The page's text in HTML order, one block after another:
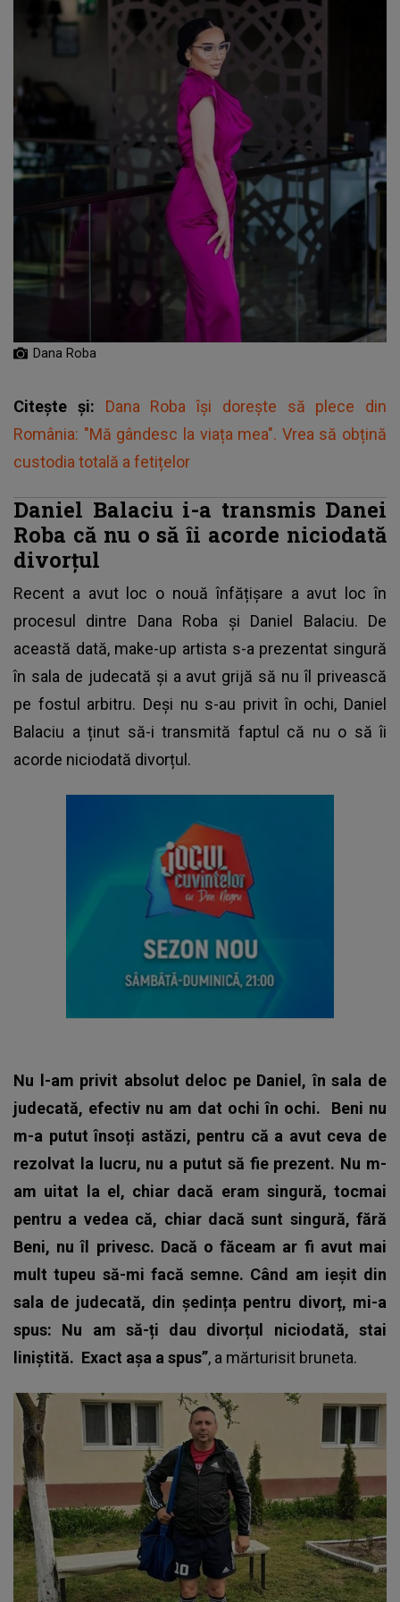
Dana Roba
Citește și: Dana Roba își dorește să plece din
România: "Mă gândesc la viața mea". Vrea să obțină
custodia totală a fetițelor
Daniel Balaciu i-a transmis Danei
Roba că nu o să îi acorde niciodată
divorțul
Recent a avut loc o nouă înfățișare a avut loc în
procesul dintre Dana Roba și Daniel Balaciu. De
această dată, make-up artista s-a prezentat singură
în sala de judecată și a avut grijă să nu îl privească
pe fostul arbitru. Deși nu s-au privit în ochi, Daniel
Balaciu a ținut să-i transmită faptul că nu o să îi
acorde niciodată divorțul.
Nu l-am privit absolut deloc pe Daniel, în sala de
judecată, efectiv nu am dat ochi în ochi. Beni nu
m-a putut însoți astăzi, pentru că a avut ceva de
rezolvat la lucru, nu a putut să fie prezent. Nu m-
am uitat la el, chiar dacă eram singură, tocmai
pentru a vedea că, chiar dacă sunt singură, fără
Beni, nu îl privesc. Dacă o făceam ar fi avut mai
mult tupeu să-mi facă semne. Când am ieșit din
sala de judecată, din ședința pentru divorț, mi-a
spus: Nu am să-ți dau divorțul niciodată, stai
liniștită. Exact așa a spus”, a mărturisit bruneta.